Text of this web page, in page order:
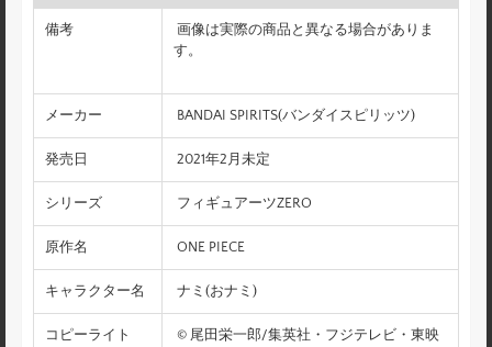
備考
画像は実際の商品と異なる場合がありま
す。
メーカー BANDAI SPIRITS(バンダイスピリッツ)
発売日 2021年2月未定
シリーズ フィギュアーツZERO
原作名 ONE PIECE
キャラクター名 ナミ(おナミ)
コピーライト
© 尾田栄一郎/集英社・フジテレビ・東映